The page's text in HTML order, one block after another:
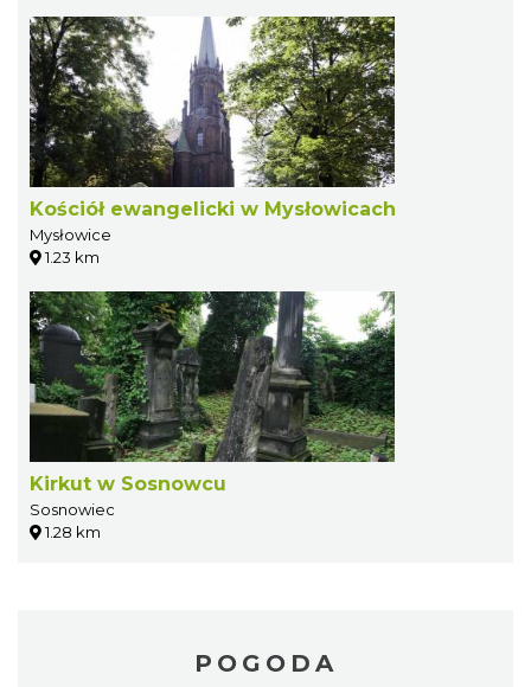
Kościół ewangelicki w Mysłowicach
Mysłowice
1.23 km
Kirkut w Sosnowcu
Sosnowiec
1.28 km
POGODA